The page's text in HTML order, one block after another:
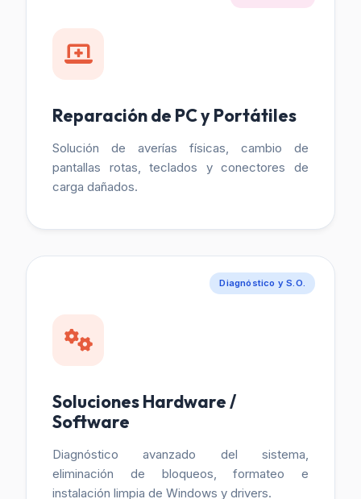
Reparación de PC y Portátiles
Solución de averías físicas, cambio de
pantallas rotas, teclados y conectores de
carga dañados.
Diagnóstico y S.O.
Soluciones Hardware /
Software
Diagnóstico avanzado del sistema,
eliminación de bloqueos, formateo e
instalación limpia de Windows y drivers.